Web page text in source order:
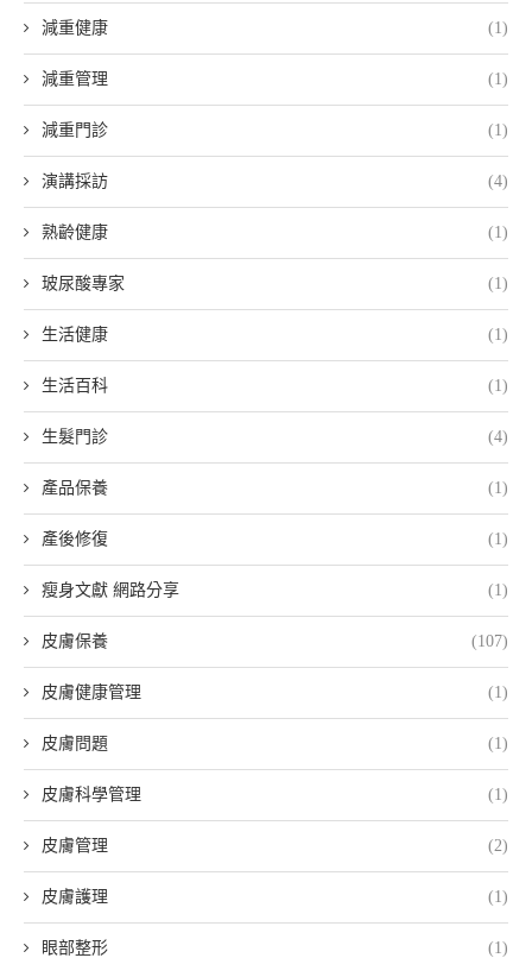
減重健康 (1)
減重管理 (1)
減重門診 (1)
演講採訪 (4)
熟齡健康 (1)
玻尿酸專家 (1)
生活健康 (1)
生活百科 (1)
生髮門診 (4)
產品保養 (1)
產後修復 (1)
瘦身文獻 網路分享 (1)
皮膚保養 (107)
皮膚健康管理 (1)
皮膚問題 (1)
皮膚科學管理 (1)
皮膚管理 (2)
皮膚護理 (1)
眼部整形 (1)